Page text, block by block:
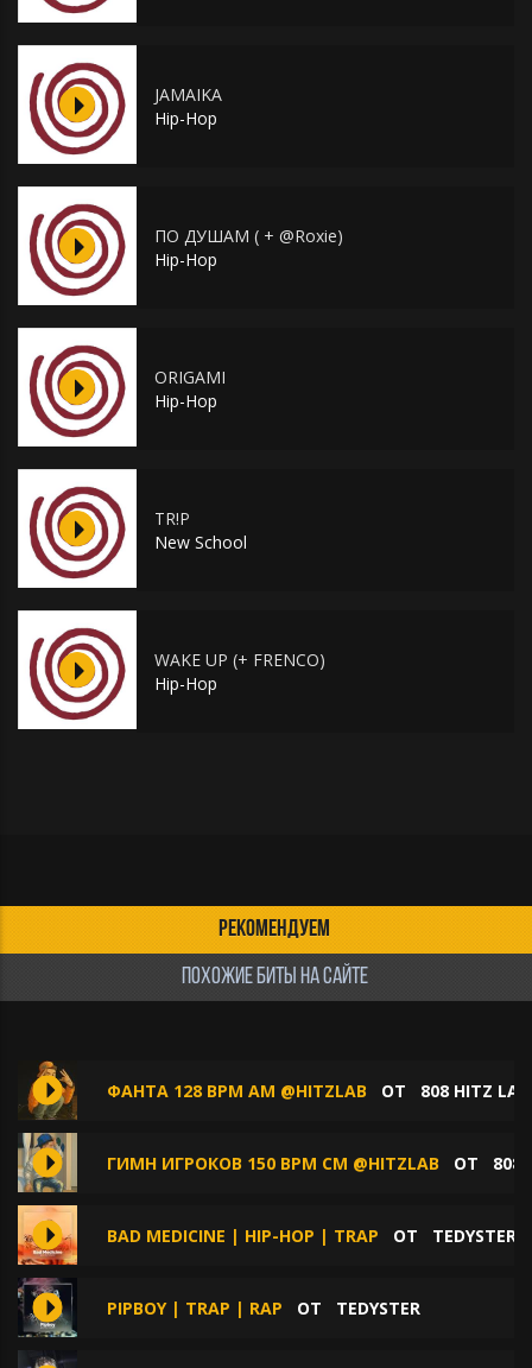
JAMAIKA
Hip-Hop
ПО ДУШАМ ( + @Roxie)
Hip-Hop
ORIGAMI
Hip-Hop
TR!P
New School
WAKE UP (+ FRENCO)
Hip-Hop
РЕКОМЕНДУЕМ
ПОХОЖИЕ БИТЫ НА САЙТЕ
ФАНТА 128 BPM AM @HITZLAB ОТ 808 HITZ LAB
ГИМН ИГРОКОВ 150 BPM CM @HITZLAB ОТ 808
BAD MEDICINE | HIP-HOP | TRAP ОТ TEDYSTER
PIPBOY | TRAP | RAP ОТ TEDYSTER